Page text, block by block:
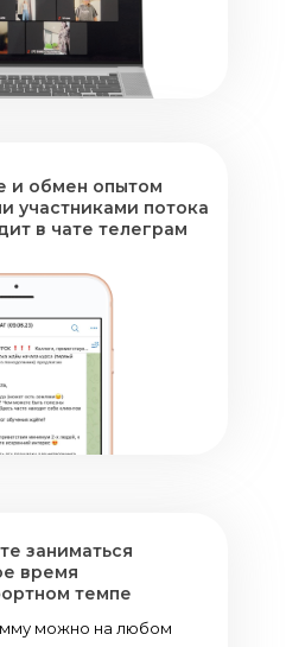
и обмен опытом
участниками потока
в чате телеграм
заниматься
время
темпе
можно на любом